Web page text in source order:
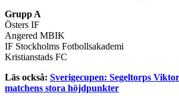
Grupp A
Östers IF
Angered MBIK
IF Stockholms Fotbollsakademi
Kristianstads FC
Läs också: Sverigecupen: Segeltorps
matchens stora höjdpunkter